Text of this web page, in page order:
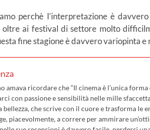
perchè l’interpretazione è
oltre ai festival di settore molto
fine stagione è davvero variopinta
amava ricordare che “Il cinema è l’unica
con passione e sensibilità nelle mille
bellezza, che scrive con il cuore e trasforma
piacevolmente, a correre per ammirare